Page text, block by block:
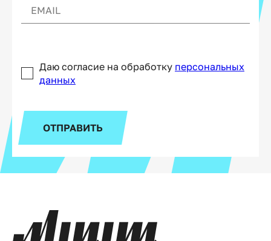
Даю согласие на обработку персональных
данных
ОТПРАВИТЬ